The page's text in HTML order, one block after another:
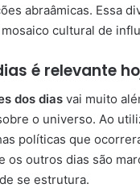
abraâmicas. Essa
cultural de
é relevante
dos dias vai muito
o universo. Ao
políticas que
os outros dias são
se estrutura.